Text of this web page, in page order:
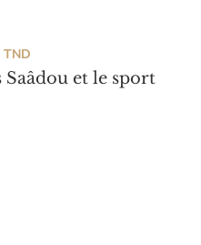
Saâdou et le sport
TND